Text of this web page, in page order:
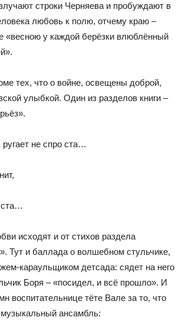
строки Черняева и пробуждают в
любовь к полю, отчему краю –
«весною у каждой берёзки влюблённый
тех, что о войне, освещены доброй,
улыбкой. Один из разделов книги –
не спро ста…
исходят и от стихов раздела
Тут и баллада о волшебном стульчике,
караульщиком детсада: сядет на него
Боря – «посидел, и всё прошло». И
воспи­тательнице тёте Вале за то, что
ансамбль: